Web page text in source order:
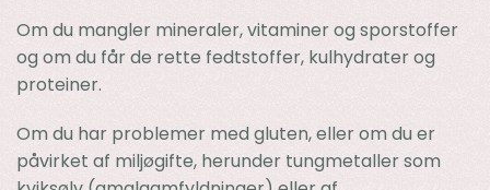
Om du mangler mineraler, vitaminer og sporstoffer
og om du får de rette fedtstoffer, kulhydrater og
proteiner.
Om du har problemer med gluten, eller om du er
påvirket af miljøgifte, herunder tungmetaller som